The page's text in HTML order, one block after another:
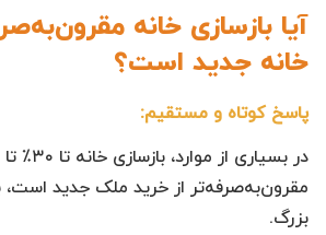
آیا بازسازی خانه
خانه جدید است؟
پاسخ کوتاه و مستقیم:
مقرون‌به‌صرفه‌تر از خرید ملک جدید است،
بزرگ.